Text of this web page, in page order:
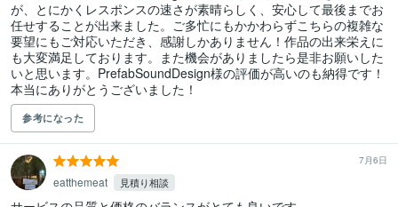
が、とにかくレスポンスの速さが素晴らしく、安心して最後までお
任せすることが出来ました。ご多忙にもかかわらずこちらの複雑な
要望にもご対応いただき、感謝しかありません！作品の出来栄えに
も大変満足しております。また機会がありましたら是非お願いした
いと思います。PrefabSoundDesign様の評価が高いのも納得です！
参考になった
7月6日
eatthemeat 見積り相談